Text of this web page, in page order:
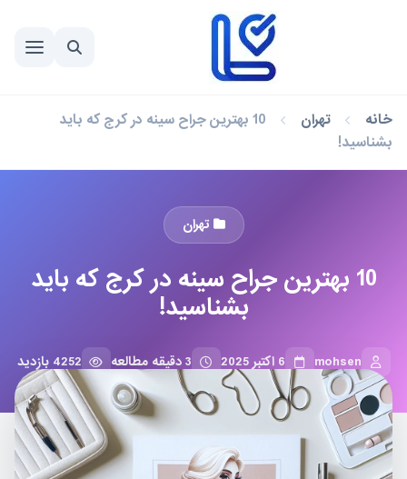
خانه تهران
10 بهترین جراح سینه در کرج که باید
بشناسید!
تهران
10 بهترین جراح سینه در کرج که باید
بشناسید!
mohsen 6 اکتبر 2025 3 دقیقه مطالعه 4252 بازدید